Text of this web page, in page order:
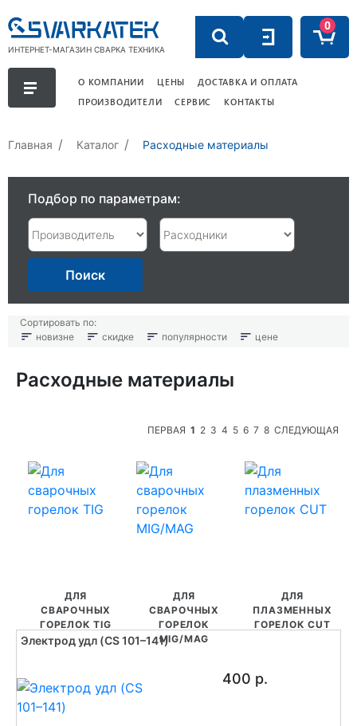
ИНТЕРНЕТ-МАГАЗИН СВАРКА ТЕХНИКА
0
О КОМПАНИИ ЦЕНЫ
ДОСТАВКА И ОПЛАТА
ПРОИЗВОДИТЕЛИ
СЕРВИС КОНТАКТЫ
Главная Каталог Расходные материалы
Подбор по параметрам:
Поиск
Сортировать по:
новизне
скидке популярности цене
Расходные материалы
ПЕРВАЯ 1 2 3 4 5 6 7 8 СЛЕДУЮЩАЯ
ДЛЯ
СВАРОЧНЫХ
ГОРЕЛОК TIG
ДЛЯ
СВАРОЧНЫХ
ГОРЕЛОК
MIG/MAG
ДЛЯ
ПЛАЗМЕННЫХ
ГОРЕЛОК CUT
Электрод удл (CS 101–141)
400 р.